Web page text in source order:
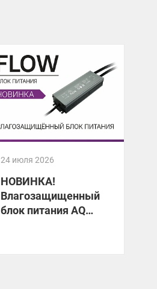
24 июля 2026
НОВИНКА!
Влагозащищенный
блок питания AQ